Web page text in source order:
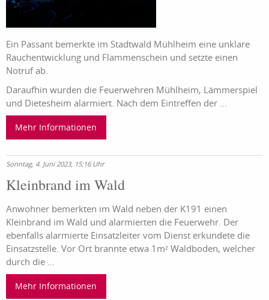
Ein Passant bemerkte im Stadtwald Mühlheim eine unklare
Rauchentwicklung und Flammenschein und setzte einen
Notruf ab.
Daraufhin wurden die Feuerwehren Mühlheim, Lämmerspiel
und Dietesheim alarmiert. Nach dem Eintreffen der ...
Mehr Informationen
Sonntag, 4. Juni 2023, 15:16 Uhr
Kleinbrand im Wald
Anwohner bemerkten im Wald neben der K191 einen
Kleinbrand im Wald und alarmierten die Feuerwehr. Der
ebenfalls alarmierte Einsatzleiter vom Dienst erkundete die
Einsatzstelle. Vor Ort brannte etwa 1m² Waldboden, welcher
durch die ...
Mehr Informationen